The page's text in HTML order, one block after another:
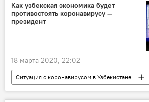
Как узбекская экономика будет
противостоять коронавирусу —
президент
18 марта 2020, 22:02
Ситуация с коронавирусом в Узбекистане
В Узбекистане
Экономика